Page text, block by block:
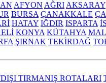
AFYON AĞRI AKSARAY
BURSA ÇANAKKALE
HATAY IĞDIR ISPARTA
KONYA KÜTAHYA
ŞIRNAK TEKİRDAĞ
TIRMANIŞ ROTALARI